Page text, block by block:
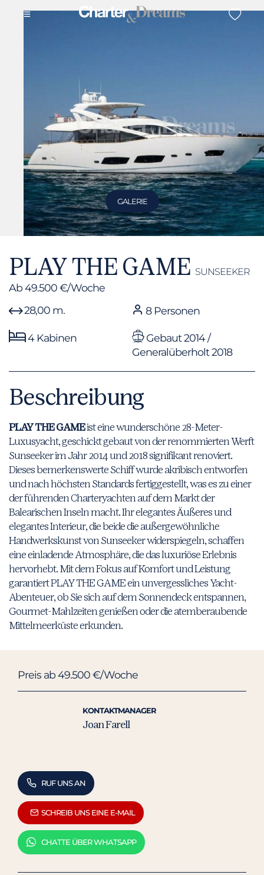
GALERIE
PLAY THE GAME SUNSEEKER
Ab 49.500 €/Woche
28,00 m.
8 Personen
4 Kabinen
Gebaut 2014 /
Generalüberholt 2018
Beschreibung
PLAY THE GAMEist eine wunderschöne 28-Meter-
Luxusyacht, geschickt gebaut von der renommierten Werft
Sunseeker im Jahr 2014 und 2018 signifikant renoviert.
Dieses bemerkenswerte Schiff wurde akribisch entworfen
und nach höchsten Standards fertiggestellt, was es zu einer
der führenden Charteryachten auf dem Markt der
Balearischen Inseln macht. Ihr elegantes Äußeres und
elegantes Interieur, die beide die außergewöhnliche
Handwerkskunst von Sunseeker widerspiegeln, schaffen
eine einladende Atmosphäre, die das luxuriöse Erlebnis
hervorhebt. Mit dem Fokus auf Komfort und Leistung
garantiert PLAY THE GAME ein unvergessliches Yacht-
Abenteuer, ob Sie sich auf dem Sonnendeck entspannen,
Gourmet-Mahlzeiten genießen oder die atemberaubende
Mittelmeerküste erkunden.
Preis ab 49.500 €/Woche
KONTAKTMANAGER
Joan Farell
RUF UNS AN
SCHREIB UNS EINE E-MAIL
CHATTE ÜBER WHATSAPP